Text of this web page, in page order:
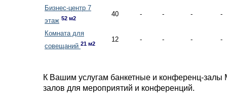
Бизнес-центр 7
этаж 52 м2
40 - - - -
Комната для
совещаний 21 м2
12 - - - -
К Вашим услугам банкетные и конференц-залы
залов для мероприятий и конференций.